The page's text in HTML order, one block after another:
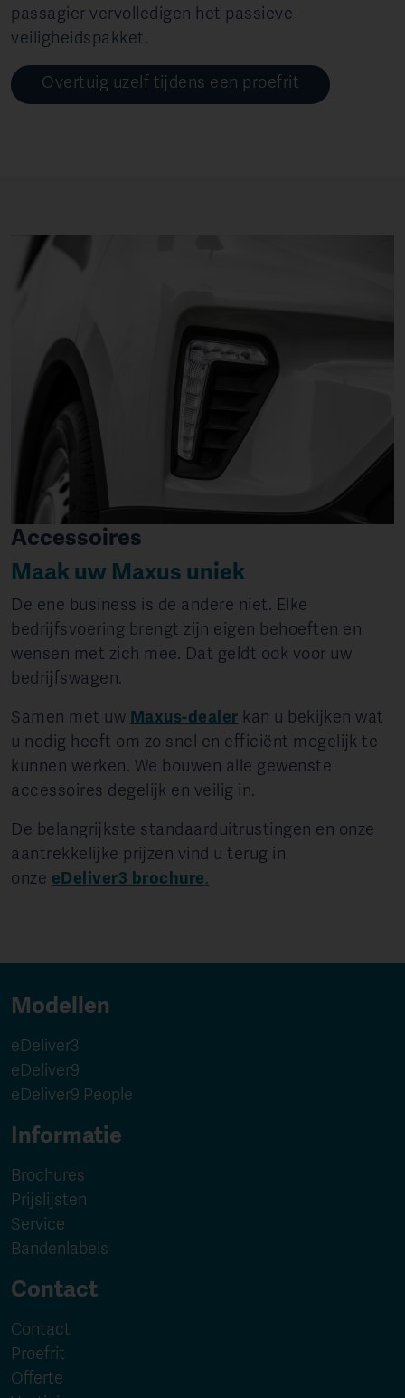
passagier vervolledigen het passieve
veiligheidspakket.
Overtuig uzelf tijdens een proefrit
Accessoires
Maak uw Maxus uniek
De ene business is de andere niet. Elke
bedrijfsvoering brengt zijn eigen behoeften en
wensen met zich mee. Dat geldt ook voor uw
bedrijfswagen.
Samen met uw Maxus-dealer kan u bekijken wat
u nodig heeft om zo snel en efficiënt mogelijk te
kunnen werken. We bouwen alle gewenste
accessoires degelijk en veilig in.
De belangrijkste standaarduitrustingen en onze
aantrekkelijke prijzen vind u terug in
onze eDeliver3 brochure.
Modellen
eDeliver3
eDeliver9
eDeliver9 People
Informatie
Brochures
Prijslijsten
Service
Bandenlabels
Contact
Contact
Proefrit
Offerte